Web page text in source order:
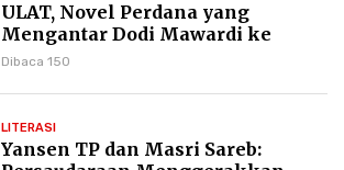
ULAT, Novel Perdana yang
Mengantar Dodi Mawardi ke
Puncak Karier Kepenulisan
Dibaca 150
LITERASI
Yansen TP dan Masri Sareb: